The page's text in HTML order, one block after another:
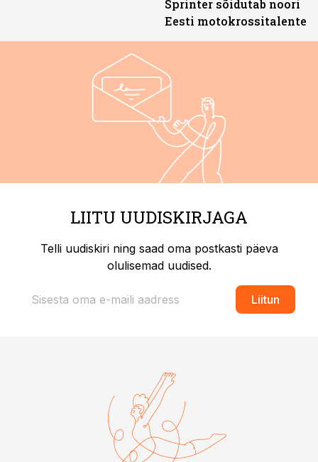
Sprinter sõidutab noori
Eesti motokrossitalente
LIITU UUDISKIRJAGA
Telli uudiskiri ning saad oma postkasti päeva
olulisemad uudised.
Liitun